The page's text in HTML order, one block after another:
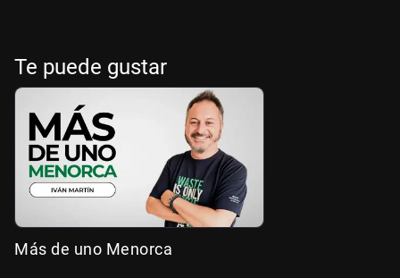
Te puede gustar
Más de uno Menorca